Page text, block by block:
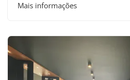
Mais informações